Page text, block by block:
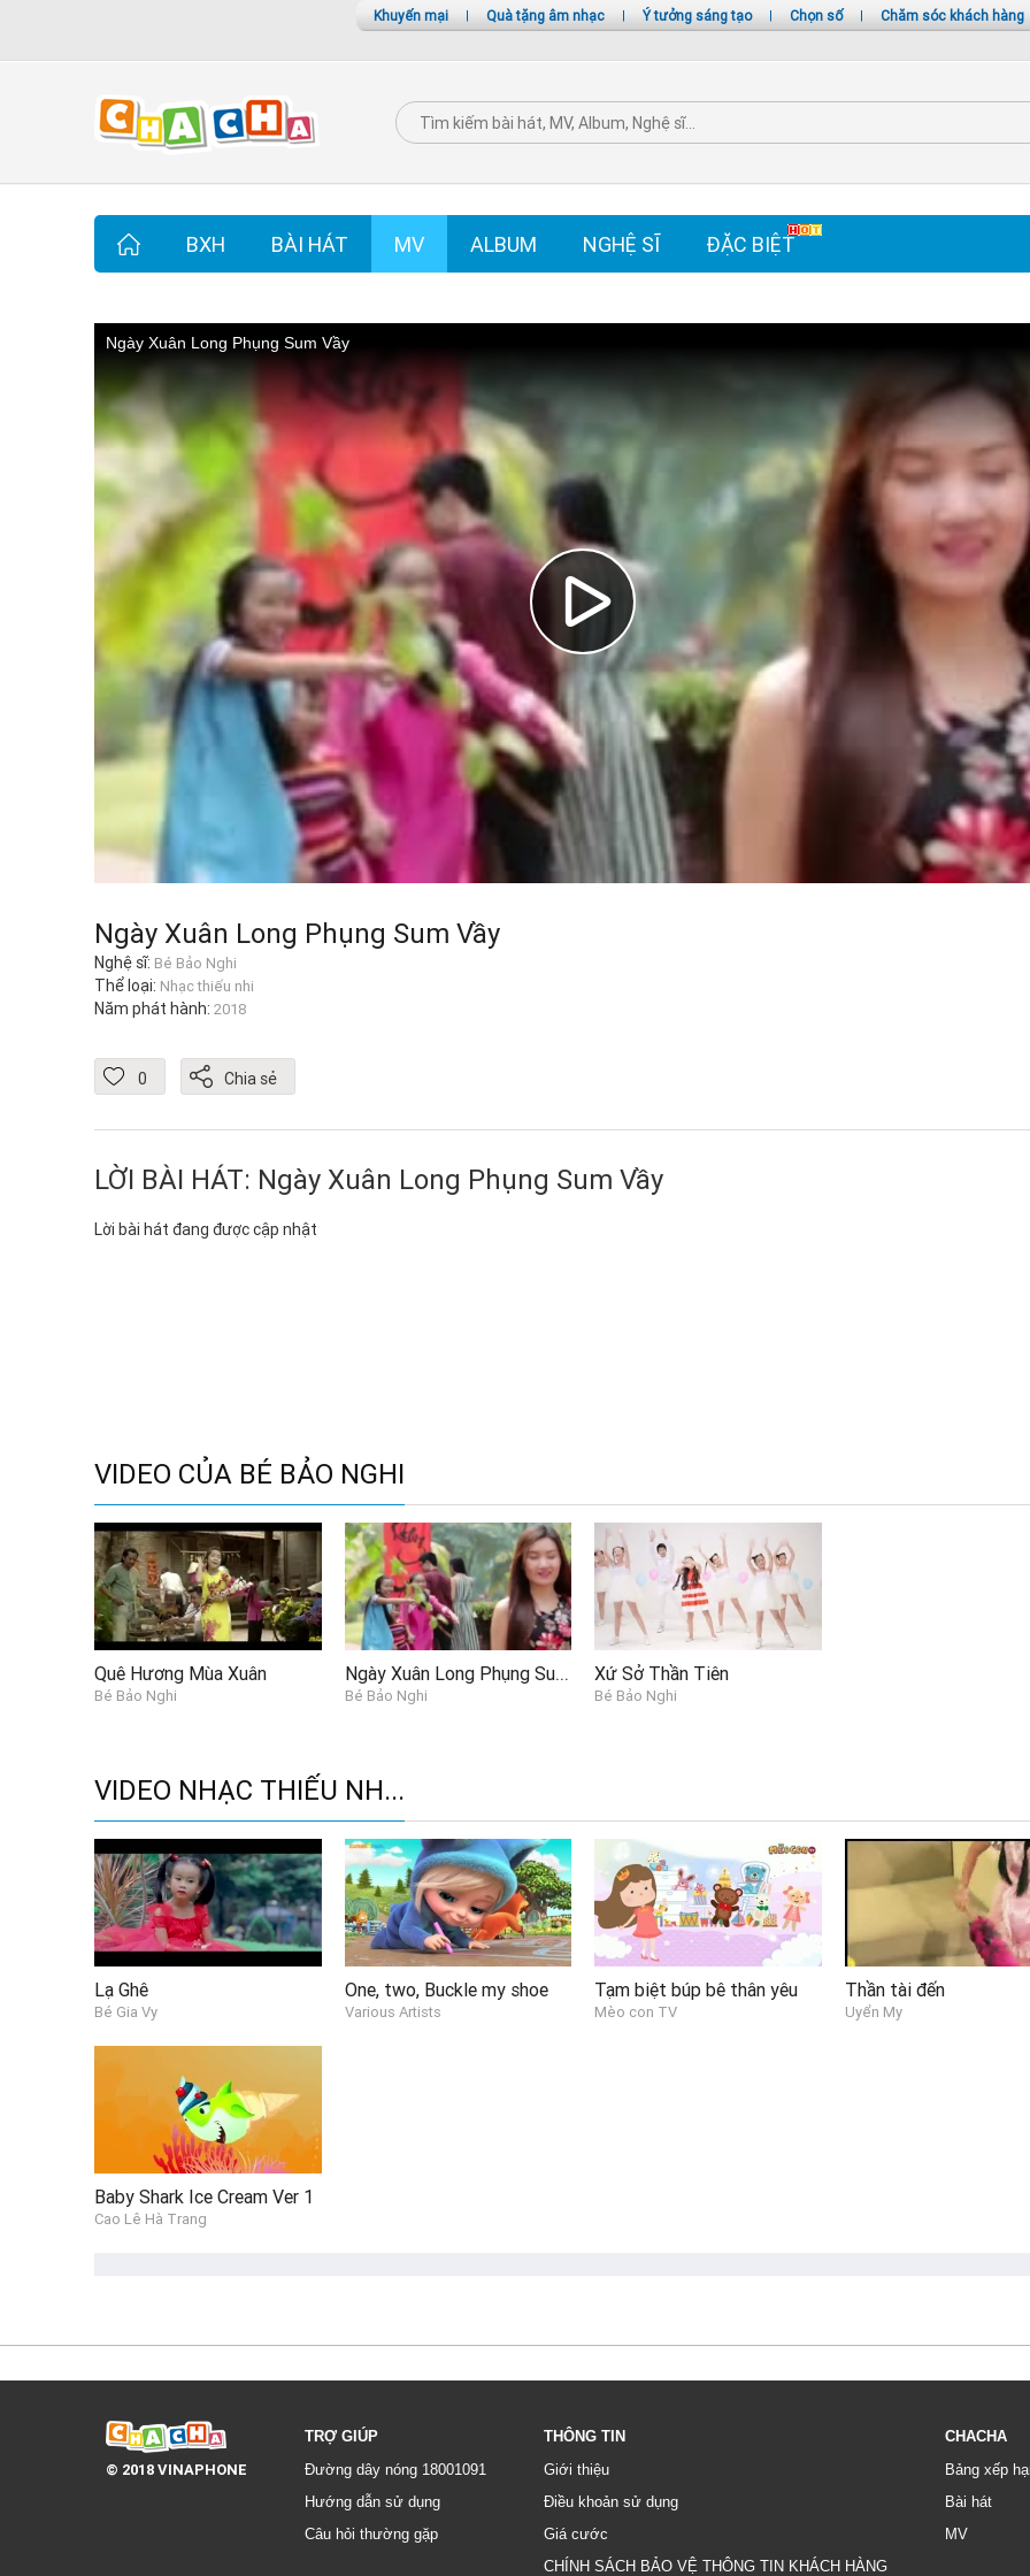
Khuyến mại | Quà tặng âm nhạc | Ý tưởng sáng tạo | Chọn số | Chăm sóc khách hàng
BXH BÀI HÁT MV ALBUM NGHỆ SĨ ĐẶC BIỆT
Ngày Xuân Long Phụng Sum Vầy
Ngày Xuân Long Phụng Sum Vầy
Nghệ sĩ: Bé Bảo Nghi
Thể loại: Nhạc thiếu nhi
Năm phát hành: 2018
0 Chia sẻ
LỜI BÀI HÁT: Ngày Xuân Long Phụng Sum Vầy
Lời bài hát đang được cập nhật
VIDEO CỦA BÉ BẢO NGHI
Quê Hương Mùa Xuân
Bé Bảo Nghi
Ngày Xuân Long Phụng Sum Vầy
Bé Bảo Nghi
Xứ Sở Thần Tiên
Bé Bảo Nghi
VIDEO NHẠC THIẾU NH...
Lạ Ghê
Bé Gia Vy
One, two, Buckle my shoe
Various Artists
Tạm biệt búp bê thân yêu
Mèo con TV
Thần tài đến
Uyển My
Baby Shark Ice Cream Ver 1
Cao Lê Hà Trang
© 2018 VINAPHONE
TRỢ GIÚP
Đường dây nóng 18001091
Hướng dẫn sử dụng
Câu hỏi thường gặp
THÔNG TIN
Giới thiệu
Điều khoản sử dụng
Giá cước
CHÍNH SÁCH BẢO VỆ THÔNG TIN KHÁCH HÀNG
CHACHA
Bảng xếp
Bài hát
MV